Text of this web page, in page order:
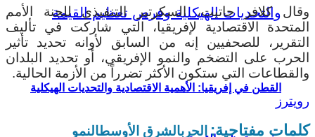
القطن في إفريقيا: الأهمية الاقتصادية والتحديات الهيكلية
وقال كلافر جاتيت، السكرتير التنفيذي للجنة الأمم
المتحدة الاقتصادية لإفريقيا، التي شاركت في تأليف
التقرير، للصحفيين إنه من السابق لأوانه تحديد تأثير
الحرب على التضخم والنمو الإفريقي، أو تحديد البلدان
والقطاعات التي ستكون الأكثر تضرراً من الأزمة الحالية.
رويترز
كلمات مفتاحية: الحربالشرق الأوسطالنمو